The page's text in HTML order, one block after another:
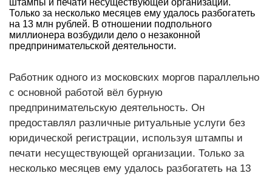
Только за несколько месяцев ему удалось разбогатеть
на 13 млн рублей. В отношении подпольного
миллионера возбудили дело о незаконной
предпринимательской деятельности.
Работник одного из московских моргов параллельно
с основной работой вёл бурную
предпринимательскую деятельность. Он
предоставлял различные ритуальные услуги без
юридической регистрации, используя штампы и
печати несуществующей организации. Только за
несколько месяцев ему удалось разбогатеть на 13